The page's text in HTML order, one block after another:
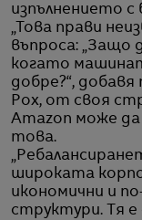
изпълнението
„Това прави
въпроса: „Защо
когато
добре?“, добавя
Рох, от своя
Amazon може
това.
широката
икономични и
структури. Тя е